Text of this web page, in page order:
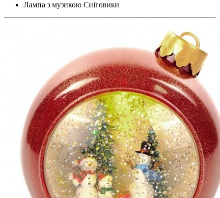
Лампа з музикою Сніговики